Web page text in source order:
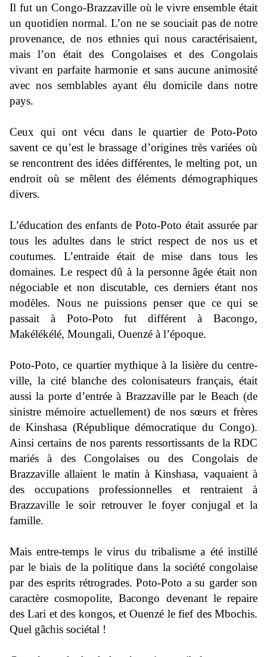
Il fut un Congo-Brazzaville où le vivre ensemble était
un quotidien normal. L’on ne se souciait pas de notre
provenance, de nos ethnies qui nous caractérisaient,
mais l’on était des Congolaises et des Congolais
vivant en parfaite harmonie et sans aucune animosité
avec nos semblables ayant élu domicile dans notre
pays.
Ceux qui ont vécu dans le quartier de Poto-Poto
savent ce qu’est le brassage d’origines très variées où
se rencontrent des idées différentes, le melting pot, un
endroit où se mêlent des éléments démographiques
divers.
L’éducation des enfants de Poto-Poto était assurée par
tous les adultes dans le strict respect de nos us et
coutumes. L’entraide était de mise dans tous les
domaines. Le respect dû à la personne âgée était non
négociable et non discutable, ces derniers étant nos
modèles. Nous ne puissions penser que ce qui se
passait à Poto-Poto fut différent à Bacongo,
Makélékélé, Moungali, Ouenzé à l’époque.
Poto-Poto, ce quartier mythique à la lisière du centre-
ville, la cité blanche des colonisateurs français, était
aussi la porte d’entrée à Brazzaville par le Beach (de
sinistre mémoire actuellement) de nos sœurs et frères
de Kinshasa (République démocratique du Congo).
Ainsi certains de nos parents ressortissants de la RDC
mariés à des Congolaises ou des Congolais de
Brazzaville allaient le matin à Kinshasa, vaquaient à
des occupations professionnelles et rentraient à
Brazzaville le soir retrouver le foyer conjugal et la
famille.
Mais entre-temps le virus du tribalisme a été instillé
par le biais de la politique dans la société congolaise
par des esprits rétrogrades. Poto-Poto a su garder son
caractère cosmopolite, Bacongo devenant le repaire
des Lari et des kongos, et Ouenzé le fief des Mbochis.
Quel gâchis sociétal !